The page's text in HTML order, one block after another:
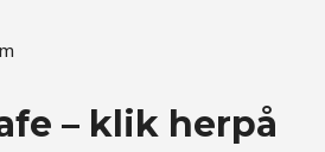
– klik herpå